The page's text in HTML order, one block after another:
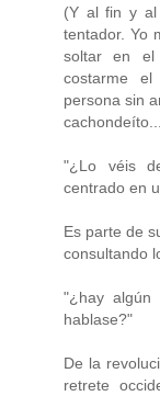
(Y al fin y al
tentador. Yo
soltar en el
costarme
persona sin
"¿Lo véis
centrado en
Es parte de
consultando
"¿hay algún
hablase?"
De la
retrete